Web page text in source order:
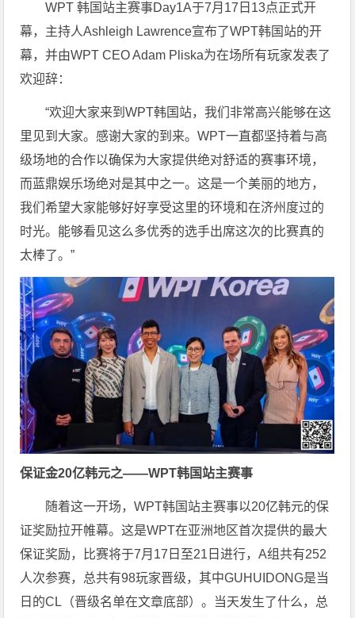
WPT 韩国站主赛事Day1A于7月17日13点正式开
幕，主持人Ashleigh Lawrence宣布了WPT韩国站的开
幕，并由WPT CEO Adam Pliska为在场所有玩家发表了
欢迎辞：
“欢迎大家来到WPT韩国站，我们非常高兴能够在这
里见到大家。感谢大家的到来。WPT一直都坚持着与高
级场地的合作以确保为大家提供绝对舒适的赛事环境，
而蓝鼎娱乐场绝对是其中之一。这是一个美丽的地方，
我们希望大家能够好好享受这里的环境和在济州度过的
时光。能够看见这么多优秀的选手出席这次的比赛真的
太棒了。”
保证金20亿韩元之——WPT韩国站主赛事
随着这一开场，WPT韩国站主赛事以20亿韩元的保
证奖励拉开帷幕。这是WPT在亚洲地区首次提供的最大
保证奖励，比赛将于7月17日至21日进行，A组共有252
人次参赛，总共有98玩家晋级，其中GUHUIDONG是当
日的CL（晋级名单在文章底部）。当天发生了什么，总